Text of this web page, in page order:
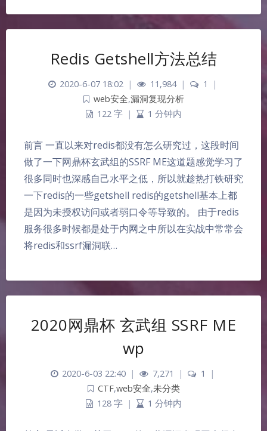
Redis Getshell方法总结
2020-6-07 18:02 | 11,984 | 1
|
web安全,漏洞复现分析
122 字
| 1 分钟内
前言 一直以来对redis都没有怎么研究过，这段时间
做了一下网鼎杯玄武组的SSRF ME这道题感觉学习了
很多同时也深感自己水平之低，所以就趁热打铁研究
一下redis的一些getshell redis的getshell基本上都
是因为未授权访问或者弱口令等导致的。 由于redis
服务很多时候都是处于内网之中所以在实战中常常会
将redis和ssrf漏洞联…
2020网鼎杯 玄武组 SSRF ME
wp
2020-6-03 22:40 | 7,271 | 1
|
CTF,web安全,未分类
128 字
| 1 分钟内